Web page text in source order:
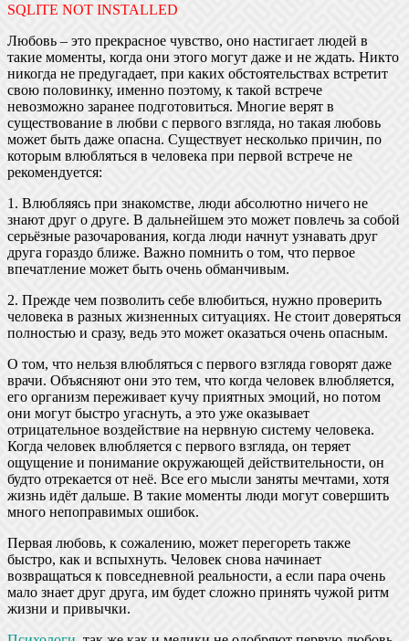
SQLITE NOT INSTALLED
Любовь – это прекрасное чувство, оно настигает людей в
такие моменты, когда они этого могут даже и не ждать. Никто
никогда не предугадает, при каких обстоятельствах встретит
свою половинку, именно поэтому, к такой встрече
невозможно заранее подготовиться. Многие верят в
существование в любви с первого взгляда, но такая любовь
может быть даже опасна. Существует несколько причин, по
которым влюбляться в человека при первой встрече не
рекомендуется:
1. Влюбляясь при знакомстве, люди абсолютно ничего не
знают друг о друге. В дальнейшем это может повлечь за собой
серьёзные разочарования, когда люди начнут узнавать друг
друга гораздо ближе. Важно помнить о том, что первое
впечатление может быть очень обманчивым.
2. Прежде чем позволить себе влюбиться, нужно проверить
человека в разных жизненных ситуациях. Не стоит доверяться
полностью и сразу, ведь это может оказаться очень опасным.
О том, что нельзя влюбляться с первого взгляда говорят даже
врачи. Объясняют они это тем, что когда человек влюбляется,
его организм переживает кучу приятных эмоций, но потом
они могут быстро угаснуть, а это уже оказывает
отрицательное воздействие на нервную систему человека.
Когда человек влюбляется с первого взгляда, он теряет
ощущение и понимание окружающей действительности, он
будто отрекается от неё. Все его мысли заняты мечтами, хотя
жизнь идёт дальше. В такие моменты люди могут совершить
много непоправимых ошибок.
Первая любовь, к сожалению, может перегореть также
быстро, как и вспыхнуть. Человек снова начинает
возвращаться к повседневной реальности, а если пара очень
мало знает друг друга, им будет сложно принять чужой ритм
жизни и привычки.